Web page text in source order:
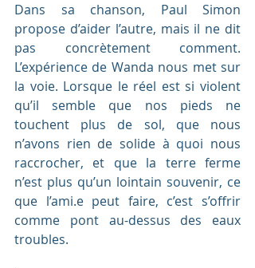
Dans sa chanson, Paul Simon
propose d’aider l’autre, mais il ne dit
pas concrètement comment.
L’expérience de Wanda nous met sur
la voie. Lorsque le réel est si violent
qu’il semble que nos pieds ne
touchent plus de sol, que nous
n’avons rien de solide à quoi nous
raccrocher, et que la terre ferme
n’est plus qu’un lointain souvenir, ce
que l’ami.e peut faire, c’est s’offrir
comme pont au-dessus des eaux
troubles.